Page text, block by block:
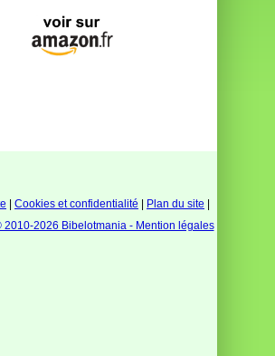
Cookies et confidentialité Plan du site
2010-2026 Bibelotmania - Mention légales